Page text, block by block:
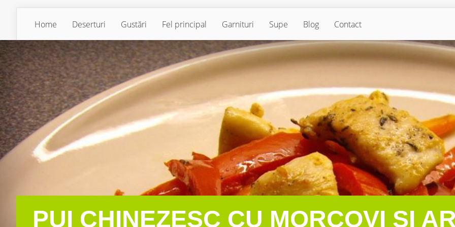
Home Deserturi Gustări Fel principal Garnituri Supe Blog Contact
PUI CHINEZESC CU MORCOVI ȘI